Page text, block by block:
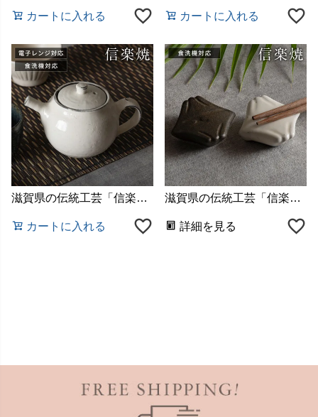
カートに入れる カートに入れる
滋賀県の伝統工芸「信楽焼（しがらきやき）」で作られた陶器
カートに入れる
滋賀県の伝統工芸「信楽焼（しがらきやき）」で作られた陶器
詳細を見る